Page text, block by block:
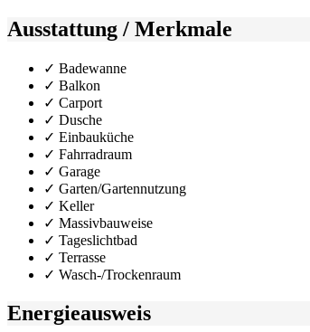
Ausstattung / Merkmale
✓ Badewanne
✓ Balkon
✓ Carport
✓ Dusche
✓ Einbauküche
✓ Fahrradraum
✓ Garage
✓ Garten/Gartennutzung
✓ Keller
✓ Massivbauweise
✓ Tageslichtbad
✓ Terrasse
✓ Wasch-/Trockenraum
Energieausweis